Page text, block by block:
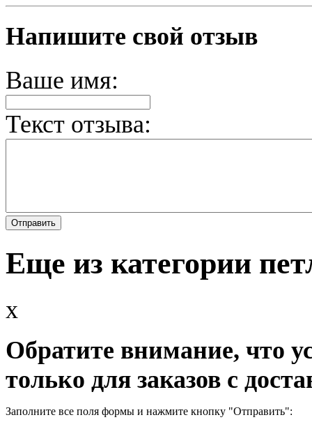
Напишите свой отзыв
Ваше имя:
Текст отзыва:
Еще из категории
x
Обратите внимание, что
только для заказов с
Заполните все поля формы и нажмите кнопку "Отправить":